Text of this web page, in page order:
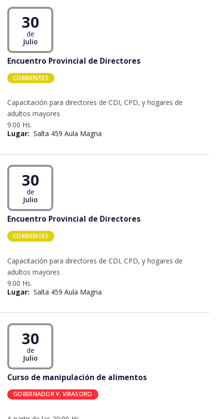
30
de
Julio
Encuentro Provincial de Directores
CORRIENTES
Capacitación para directores de CDI, CPD, y hogares de
adultos mayores
9:00 Hs.
Lugar: Salta 459 Aula Magna
30
de
Julio
Encuentro Provincial de Directores
CORRIENTES
Capacitación para directores de CDI, CPD, y hogares de
adultos mayores
9:00 Hs.
Lugar: Salta 459 Aula Magna
30
de
Julio
Curso de manipulación de alimentos
GOBERNADOR V. VIRASORO